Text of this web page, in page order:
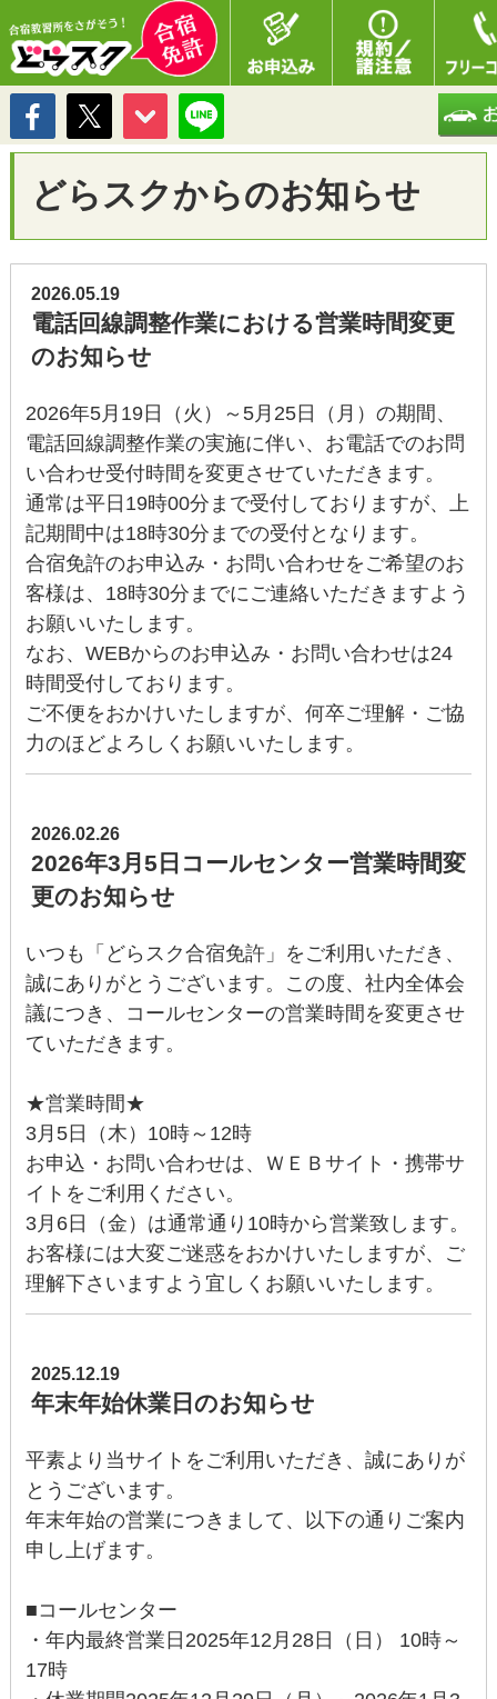
TOP どらスクからのお知らせ
どらスクからのお知らせ
2026.05.19
電話回線調整作業における営業時間変更
のお知らせ
2026年5月19日（火）～5月25日（月）の期間、
電話回線調整作業の実施に伴い、お電話でのお問
い合わせ受付時間を変更させていただきます。
通常は平日19時00分まで受付しておりますが、上
記期間中は18時30分までの受付となります。
合宿免許のお申込み・お問い合わせをご希望のお
客様は、18時30分までにご連絡いただきますよう
お願いいたします。
なお、WEBからのお申込み・お問い合わせは24
時間受付しております。
ご不便をおかけいたしますが、何卒ご理解・ご協
力のほどよろしくお願いいたします。
2026.02.26
2026年3月5日コールセンター営業時間変
更のお知らせ
いつも「どらスク合宿免許」をご利用いただき、
誠にありがとうございます。この度、社内全体会
議につき、コールセンターの営業時間を変更させ
ていただきます。
★営業時間★
3月5日（木）10時～12時
お申込・お問い合わせは、ＷＥＢサイト・携帯サ
イトをご利用ください。
3月6日（金）は通常通り10時から営業致します。
お客様には大変ご迷惑をおかけいたしますが、ご
理解下さいますよう宜しくお願いいたします。
2025.12.19
年末年始休業日のお知らせ
平素より当サイトをご利用いただき、誠にありが
とうございます。
年末年始の営業につきまして、以下の通りご案内
申し上げます。
■コールセンター
・年内最終営業日2025年12月28日（日） 10時～
17時